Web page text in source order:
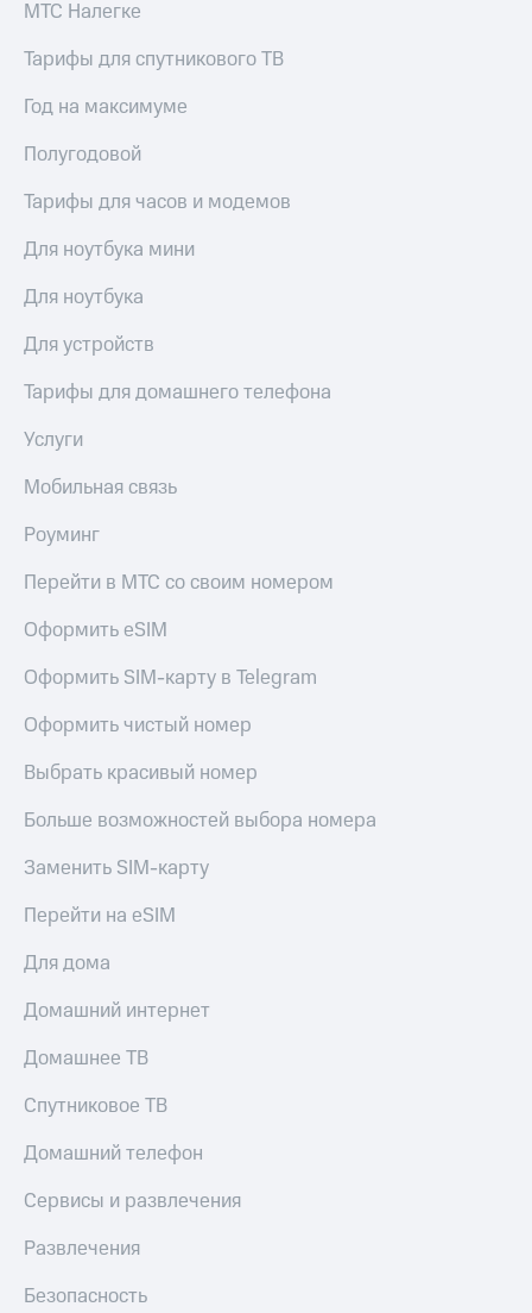
МТС Налегке
Тарифы для спутникового ТВ
Год на максимуме
Полугодовой
Тарифы для часов и модемов
Для ноутбука мини
Для ноутбука
Для устройств
Тарифы для домашнего телефона
Услуги
Мобильная связь
Роуминг
Перейти в МТС со своим номером
Оформить eSIM
Оформить SIM-карту в Telegram
Оформить чистый номер
Выбрать красивый номер
Больше возможностей выбора номера
Заменить SIM-карту
Перейти на eSIM
Для дома
Домашний интернет
Домашнее ТВ
Спутниковое ТВ
Домашний телефон
Сервисы и развлечения
Развлечения
Безопасность